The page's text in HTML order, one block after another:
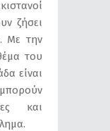
ζήσει
Με την
του
είναι
και